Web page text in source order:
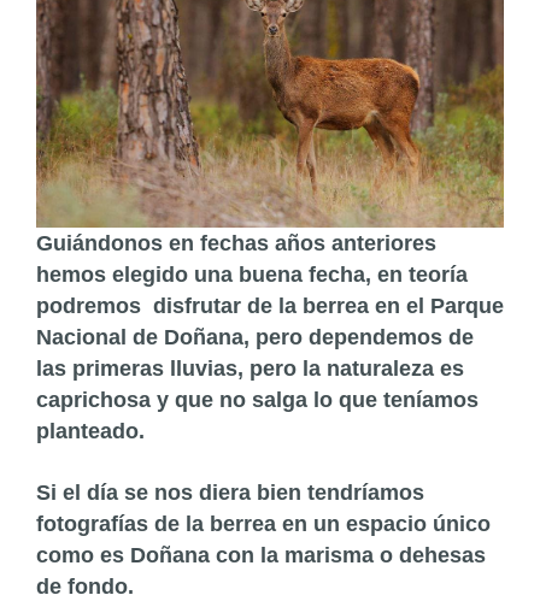
Guiándonos en fechas años anteriores
hemos elegido una buena fecha, en teoría
podremos disfrutar de la berrea en el Parque
Nacional de Doñana, pero dependemos de
las primeras lluvias, pero la naturaleza es
caprichosa y que no salga lo que teníamos
planteado.
Si el día se nos diera bien tendríamos
fotografías de la berrea en un espacio único
como es Doñana con la marisma o dehesas
de fondo.